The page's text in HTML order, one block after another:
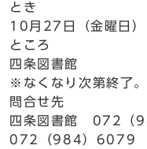
とき
10月27日（金曜日）
ところ
四条図書館
※なくなり次第終了。
問合せ先
四条図書館 072（
072（984）6079